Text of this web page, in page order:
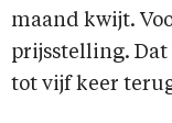
maand kwijt.
prijsstelling.
tot vijf keer